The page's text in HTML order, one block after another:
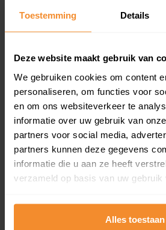
Toestemming Details
Deze website maakt gebruik van
We gebruiken cookies om content
personaliseren, om functies voor
en om ons websiteverkeer te
informatie over uw gebruik van
partners voor social media,
partners kunnen deze gegevens
informatie die u aan ze heeft
verzameld op basis van uw gebruik
Alles toestaan
Een overzicht van alle verkochte
en koopdatum) binnen een
Bekijk product
Direct leverbaar